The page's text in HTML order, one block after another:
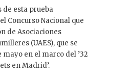
de esta prueba
Concurso Nacional que
de Asociaciones
(UAES), que se
mayo en el marco del ’32
en Madrid’.